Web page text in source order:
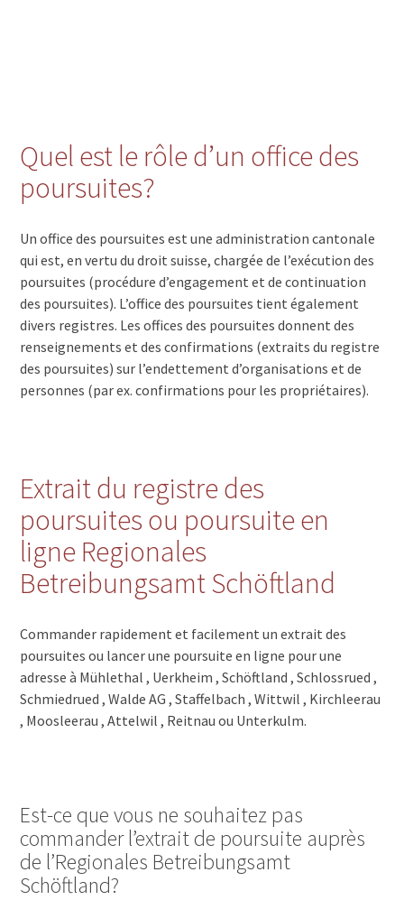
Quel est le rôle d’un office des
poursuites?
Un office des poursuites est une administration cantonale
qui est, en vertu du droit suisse, chargée de l’exécution des
poursuites (procédure d’engagement et de continuation
des poursuites). L’office des poursuites tient également
divers registres. Les offices des poursuites donnent des
renseignements et des confirmations (extraits du registre
des poursuites) sur l’endettement d’organisations et de
personnes (par ex. confirmations pour les propriétaires).
Extrait du registre des
poursuites ou poursuite en
ligne Regionales
Betreibungsamt Schöftland
Commander rapidement et facilement un extrait des
poursuites ou lancer une poursuite en ligne pour une
adresse à Mühlethal , Uerkheim , Schöftland , Schlossrued ,
Schmiedrued , Walde AG , Staffelbach , Wittwil , Kirchleerau
, Moosleerau , Attelwil , Reitnau ou Unterkulm.
Est-ce que vous ne souhaitez pas
commander l’extrait de poursuite auprès
de l’Regionales Betreibungsamt
Schöftland?